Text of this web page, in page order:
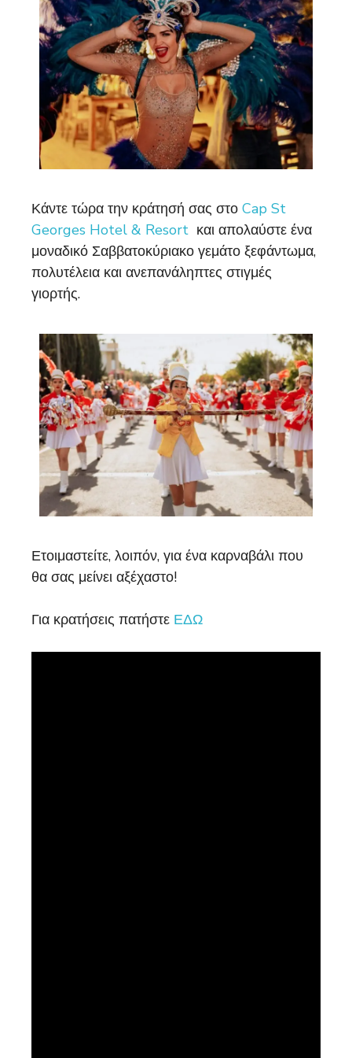
Κάντε τώρα την κράτησή σας στο Cap St
Georges Hotel & Resort και απολαύστε ένα
μοναδικό Σαββατοκύριακο γεμάτο ξεφάντωμα,
πολυτέλεια και ανεπανάληπτες στιγμές
γιορτής.
Ετοιμαστείτε, λοιπόν, για ένα καρναβάλι που
θα σας μείνει αξέχαστο!
Για κρατήσεις πατήστε ΕΔΩ